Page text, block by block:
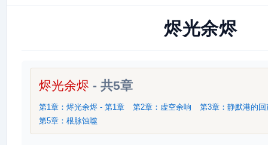
烬光余烬
烬光余烬 - 共5章
第1章：烬光余烬 - 第1章 第2章：虚空余响
第3章：静默港的
第5章：根脉蚀噬